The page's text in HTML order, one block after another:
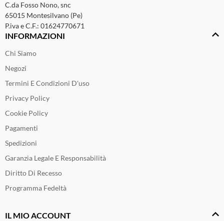
C.da Fosso Nono, snc
65015 Montesilvano (Pe)
P.iva e C.F.: 01624770671
INFORMAZIONI
Chi Siamo
Negozi
Termini E Condizioni D'uso
Privacy Policy
Cookie Policy
Pagamenti
Spedizioni
Garanzia Legale E Responsabilità
Diritto Di Recesso
Programma Fedeltà
IL MIO ACCOUNT